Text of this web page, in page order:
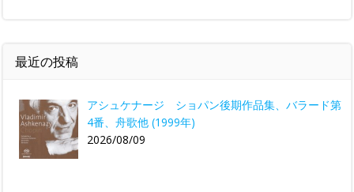
最近の投稿
アシュケナージ ショパン後期作品集、バラード第
4番、舟歌他 (1999年)
2026/08/09